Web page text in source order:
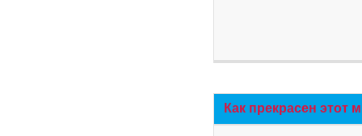
Как прекрасен этот